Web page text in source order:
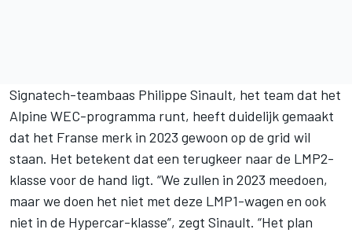
Signatech-teambaas Philippe Sinault, het team dat het
Alpine WEC-programma runt, heeft duidelijk gemaakt
dat het Franse merk in 2023 gewoon op de grid wil
staan. Het betekent dat een terugkeer naar de LMP2-
klasse voor de hand ligt. “We zullen in 2023 meedoen,
maar we doen het niet met deze LMP1-wagen en ook
niet in de Hypercar-klasse”, zegt Sinault. “Het plan